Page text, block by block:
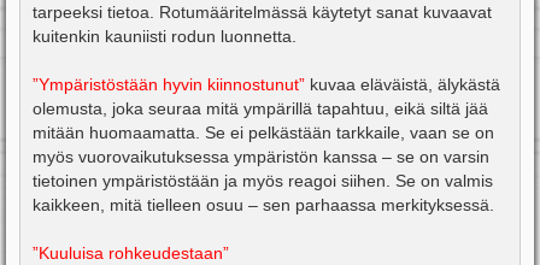
tarpeeksi tietoa. Rotumääritelmässä käytetyt sanat kuvaavat
kuitenkin kauniisti rodun luonnetta.
”Ympäristöstään hyvin kiinnostunut” kuvaa eläväistä, älykästä
olemusta, joka seuraa mitä ympärillä tapahtuu, eikä siltä jää
mitään huomaamatta. Se ei pelkästään tarkkaile, vaan se on
myös vuorovaikutuksessa ympäristön kanssa – se on varsin
tietoinen ympäristöstään ja myös reagoi siihen. Se on valmis
kaikkeen, mitä tielleen osuu – sen parhaassa merkityksessä.
”Kuuluisa rohkeudestaan”